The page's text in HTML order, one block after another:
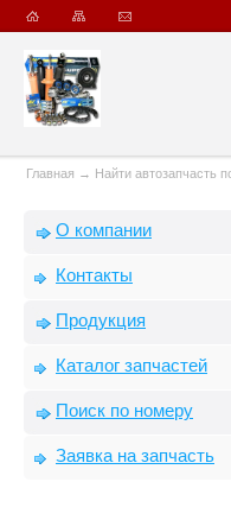
Главная → Найти автозапчасть
О компании
Контакты
Продукция
Каталог запчастей
Поиск по номеру
Заявка на запчасть